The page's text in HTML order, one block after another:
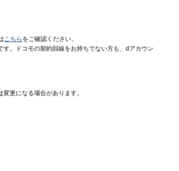
こちら をご確認ください。
。ドコモの契約回線をお持ちでない方も、dアカウン
更になる場合があります。